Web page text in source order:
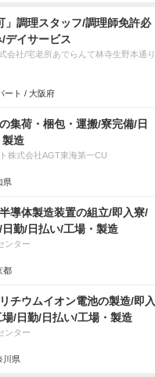
」調理スタッフ/調理師免許必
デイサービス
会社/宅老所あでらんて林寺生野本通り
ート / 大阪府
集荷・梱包・運搬/寮完備/日
製造
株式会社AGT東海第一CU
県
半導体製造装置の組立/即入寮/
勤/日払い/工場・製造
ンター
都
リチウムイオン電池の製造/即入
/日勤/日払い/工場・製造
ンター
川県